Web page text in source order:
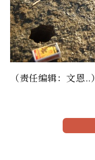
（责任编辑：文恩..）